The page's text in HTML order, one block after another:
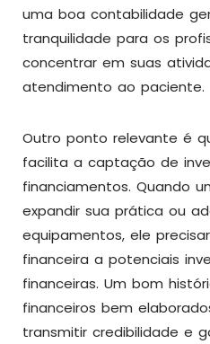
uma boa contabilidade
tranquilidade para os
concentrar em suas
atendimento ao paciente.
Outro ponto relevante é
facilita a captação de
financiamentos. Quando
expandir sua prática ou
equipamentos, ele
financeira a potenciais
financeiras. Um bom
financeiros bem
transmitir credibilidade e